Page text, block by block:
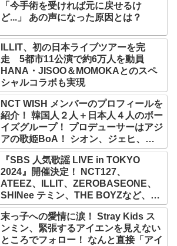
「今手術を受ければ元に戻せるけ
ど...」 あの声になった原因とは？
ILLIT、初の日本ライブツアーを完
走 5都市11公演で約6万人を動員
HANA・JISOO＆MOMOKAとのスペ
シャルコラボも実現
NCT WISH メンバーのプロフィールを
紹介！ 韓国人２人＋日本人４人のボー
イズグループ！ プロデューサーはアジ
アの歌姫BoA！ シオン、ジェヒ、リ
ク、ユウシ、リョウ、サクヤの魅力を
徹底解説
『SBS 人気歌謡 LIVE in TOKYO
2024』開催決定！ NCT127、
ATEEZ、ILLIT、ZEROBASEONE、
SHINee テミン、THE BOYZなど、豪
華アーティスト出演決定！ 10月12
日・13日、さいたまスーパーアリーナ
にて
末っ子への愛情に涙！ Stray Kids ス
ンミン、緊張するアイエンを見えない
ところでフォロー！ なんと直接「アイ